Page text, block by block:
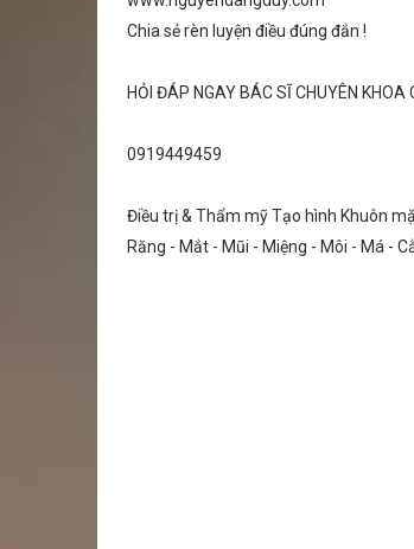
Chia sẻ rèn luyện điều đúng đắn !
HỎI ĐÁP NGAY BÁC SĨ CHUYÊN KHOA
0919449459
Điều trị & Thẩm mỹ Tạo hình Khuôn
Răng - Mắt - Mũi - Miệng - Môi - Má -